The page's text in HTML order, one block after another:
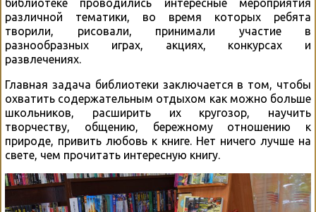
библиотеке проводились интересные мероприятия
различной тематики, во время которых ребята
творили, рисовали, принимали участие в
разнообразных играх, акциях, конкурсах и
развлечениях.
Главная задача библиотеки заключается в том, чтобы
охватить содержательным отдыхом как можно больше
школьников, расширить их кругозор, научить
творчеству, общению, бережному отношению к
природе, привить любовь к книге. Нет ничего лучше на
свете, чем прочитать интересную книгу.